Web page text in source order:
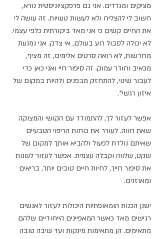
מציקים ומגרדים. אני גם פרפקציוניסטית נורא,
חשוב לי להצליח ולא לעשות טעויות. זה עושה לי
את החיים קשים כי אני מאד ביקורתית כלפי עצמי.
לא יכולה לסבול רוע בעולם, אי צדק. אני נמנעת
מחדשות, לא רואה סרטים אלימים, זה מציף,
מכאיב וחודר עמוק. זה סיפור חיי ואני כאן כדי
לעבור שינוי, להתחזק מבפנים ולהיות במקום של
איזון רגשי".
אפשר לעזור לך, להתמודד עם הקושי והמצוקה
שאת חווה. לעורר את כוחות הריפוי הטבעיים
שאיתם נולדת לפעול ולהביא אותך למקום של
שקט, שלווה וקבלה עצמית. אפשר לעזור לשנות
את סיפור חייך, לחיות חיים טובים יותר, בריאים
ומאוזנים.
ישנן הכנות הומאופתיות היכולות לעזור לאנשים
רגישים מאד כאשר המאפיינים הייחודיים שלהם
מתאימים. הן מתאימות מינקות ועד שיבה טובה